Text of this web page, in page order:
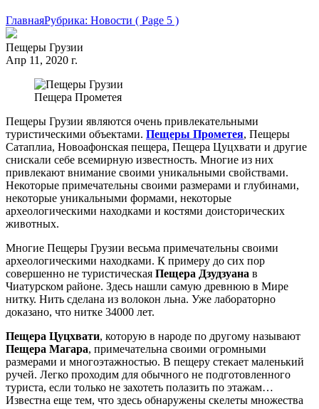
ГлавнаяРубрика: Новости ( Page 5 )
Пещеры Грузии
Апр 11, 2020 г.
Пещера Прометея
Пещеры Грузии являются очень привлекательными
туристическими объектами. Пещеры Прометея, Пещеры
Сатаплиа, Новоафонская пещера, Пещера Цуцхвати и другие
снискали себе всемирную известность. Многие из них
привлекают внимание своими уникальными свойствами.
Некоторые примечательны своими размерами и глубинами,
некоторые уникальными формами, некоторые
археологическими находками и костями доисторических
животных.
Многие Пещеры Грузии весьма примечательны своими
археологическими находками. К примеру до сих пор
совершенно не туристическая Пещера Дзудзуана в
Чиатурском районе. Здесь нашли самую древнюю в Мире
нитку. Нить сделана из волокон льна. Уже лабораторно
доказано, что нитке 34000 лет.
Пещера Цуцхвати, которую в народе по другому называют
Пещера Магара, примечательна своими огромными
размерами и многоэтажностью. В пещеру стекает маленький
ручей. Легко проходим для обычного не подготовленного
туриста, если только не захотеть полазить по этажам…
Известна еще тем, что здесь обнаружены скелеты множества